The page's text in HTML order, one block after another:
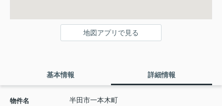
地図アプリで見る
基本情報 詳細情報
物件名 半田市一本木町